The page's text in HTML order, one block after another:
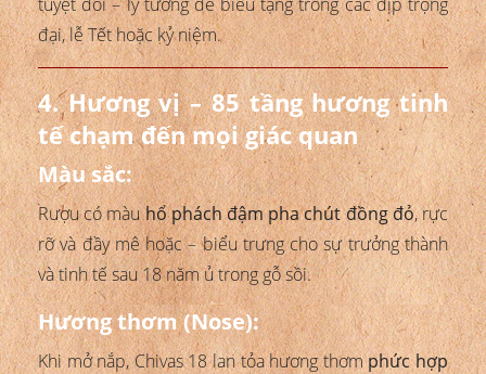
đại, lễ Tết hoặc kỷ niệm.
4. Hương vị – 85 tầng hương tinh
tế chạm đến mọi giác quan
Màu sắc:
Rượu có màuhổ phách đậm pha chút đồng đỏ, rực
rỡ và đầy mê hoặc – biểu trưng cho sự trưởng thành
và tinh tế sau 18 năm ủ trong gỗ sồi.
Hương thơm (Nose):
Khi mở nắp, Chivas 18 lan tỏa hương thơmphức hợp